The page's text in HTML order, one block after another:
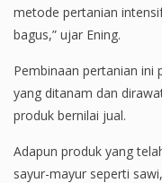
metode pertanian
bagus,” ujar Ening.
Pembinaan pertanian ini
yang ditanam dan
produk bernilai jual.
Adapun produk yang
sayur-mayur seperti